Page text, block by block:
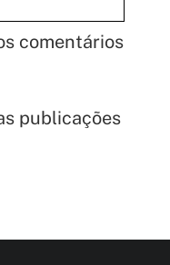
comentários
publicações